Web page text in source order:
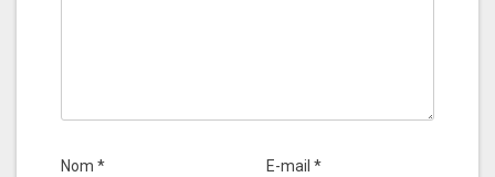
Nom * E-mail *